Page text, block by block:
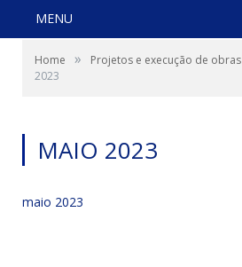
MENU
Home » Projetos e execução de
2023
MAIO 2023
maio 2023